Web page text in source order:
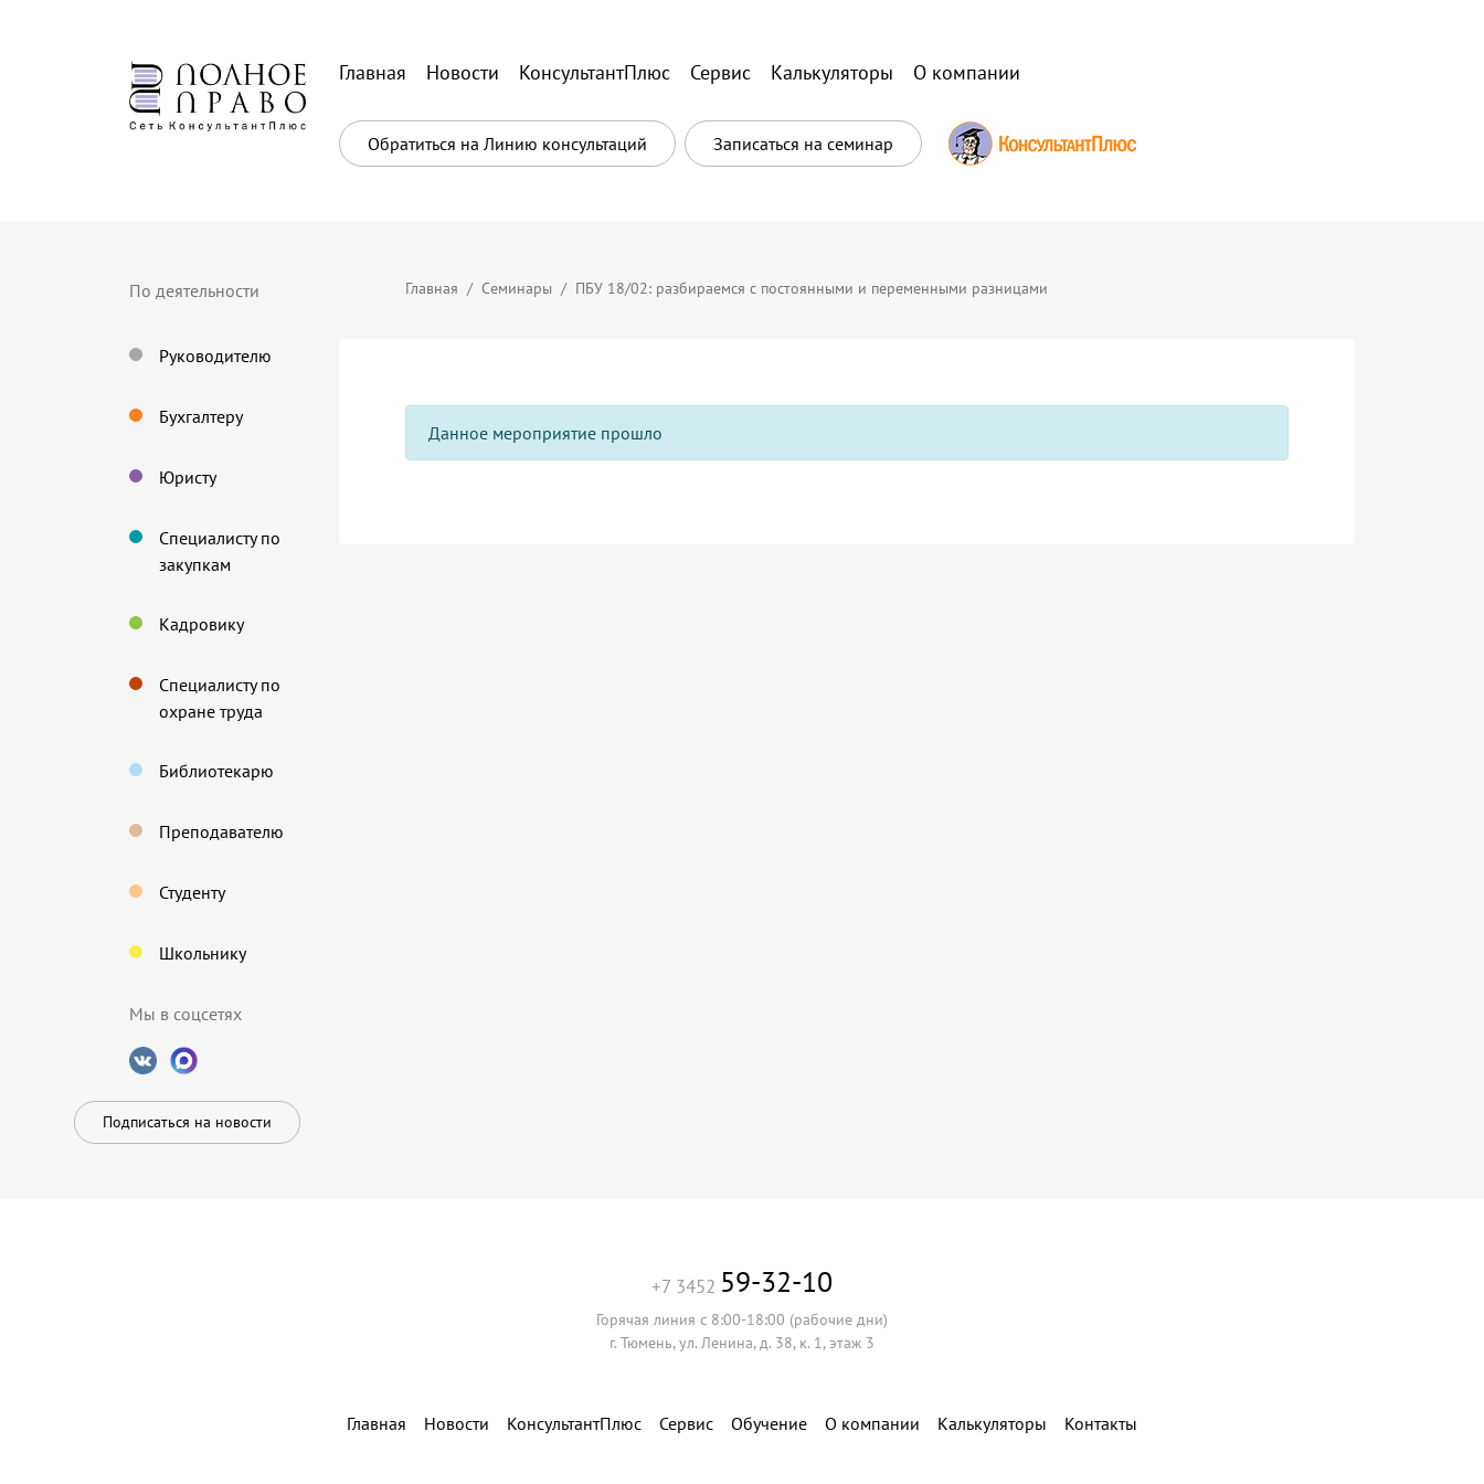
Главная Новости КонсультантПлюс Сервис Калькуляторы О компании
Обратиться на Линию консультаций Записаться на семинар
По деятельности
Руководителю
Бухгалтеру
Юристу
Специалисту по
закупкам
Кадровику
Специалисту по
охране труда
Библиотекарю
Преподавателю
Студенту
Школьнику
Мы в соцсетях
Подписаться на новости
Главная Семинары ПБУ 18/02: разбираемся с постоянными и переменными разницами
Данное мероприятие прошло
+7 3452 59-32-10
Горячая линия с 8:00-18:00 (рабочие дни)
г. Тюмень, ул. Ленина, д. 38, к. 1, этаж 3
Главная Новости КонсультантПлюс Сервис Обучение О компании Калькуляторы Контакты